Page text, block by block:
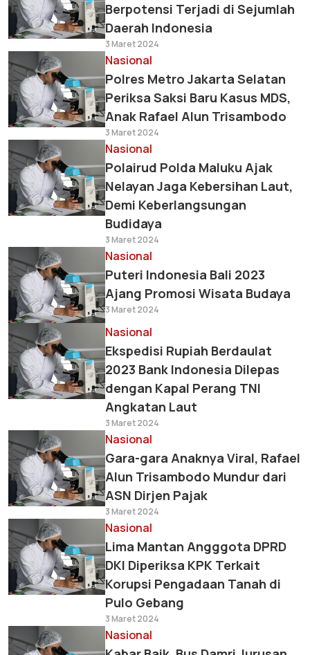
Berpotensi Terjadi di Sejumlah
Daerah Indonesia
3 Maret 2024
Nasional
Polres Metro Jakarta Selatan
Periksa Saksi Baru Kasus MDS,
Anak Rafael Alun Trisambodo
3 Maret 2024
Nasional
Polairud Polda Maluku Ajak
Nelayan Jaga Kebersihan Laut,
Demi Keberlangsungan
Budidaya
3 Maret 2024
Nasional
Puteri Indonesia Bali 2023
Ajang Promosi Wisata Budaya
3 Maret 2024
Nasional
Ekspedisi Rupiah Berdaulat
2023 Bank Indonesia Dilepas
dengan Kapal Perang TNI
Angkatan Laut
3 Maret 2024
Nasional
Gara-gara Anaknya Viral, Rafael
Alun Trisambodo Mundur dari
ASN Dirjen Pajak
3 Maret 2024
Nasional
Lima Mantan Angggota DPRD
DKI Diperiksa KPK Terkait
Korupsi Pengadaan Tanah di
Pulo Gebang
3 Maret 2024
Nasional